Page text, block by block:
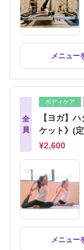
メニュー
全
員
ボディケア
【ヨガ】
ケット》(
¥2,600
メニュー